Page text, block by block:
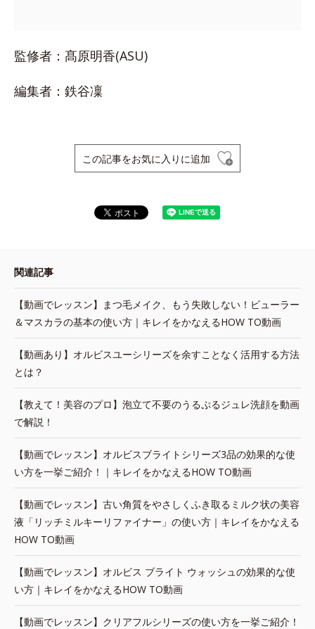
監修者：髙原明香(ASU)
編集者：鉄谷凜
この記事をお気に入りに追加
関連記事
【動画でレッスン】まつ毛メイク、もう失敗しない！ビューラー
＆マスカラの基本の使い方｜キレイをかなえるHOW TO動画
【動画あり】オルビスユーシリーズを余すことなく活用する方法
とは？
【教えて！美容のプロ】泡立て不要のうるぷるジュレ洗顔を動画
で解説！
【動画でレッスン】オルビスブライトシリーズ3品の効果的な使
い方を一挙ご紹介！｜キレイをかなえるHOW TO動画
【動画でレッスン】古い角質をやさしくふき取るミルク状の美容
液「リッチミルキーリファイナー」の使い方｜キレイをかなえる
HOW TO動画
【動画でレッスン】オルビス ブライト ウォッシュの効果的な使
い方｜キレイをかなえるHOW TO動画
【動画でレッスン】クリアフルシリーズの使い方を一挙ご紹介！